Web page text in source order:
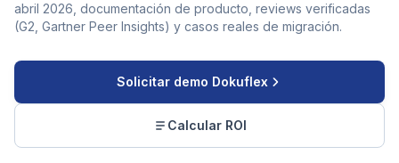
abril 2026, documentación de producto, reviews verificadas
(G2, Gartner Peer Insights) y casos reales de migración.
Solicitar demo Dokuflex
Calcular ROI